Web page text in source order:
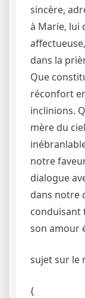
sincère,
à Marie, lui
dans la
Que
réconfort
inclinions.
mère du
notre
dialogue
dans notre
conduisant
son amour
sujet sur le
{